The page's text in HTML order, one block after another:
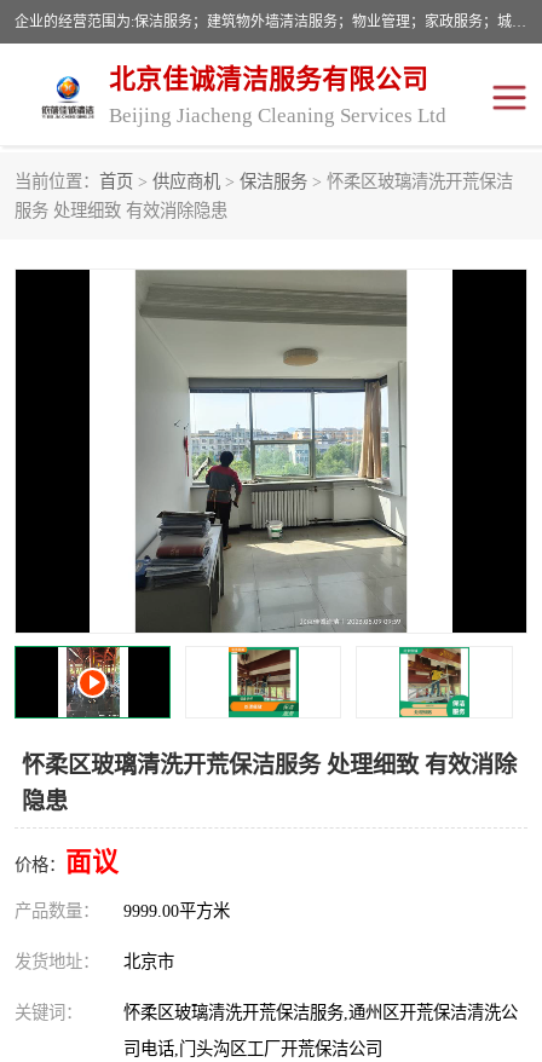
企业的经营范围为:保洁服务；建筑物外墙清洁服务；物业管理；家政服务；城市园林绿化；劳务分包；技术开发、技术转让、技术服务；销售保洁设备、卫生用品、化工产品（不含危险化学品及一类易制毒化学品）、日用品、办公设备、建筑材料、装饰材料；图文设计；清洁服务（不含餐具消毒）；中央空调维修；工程设计；施工总承包；专业承包。
北京佳诚清洁服务有限公司
Beijing Jiacheng Cleaning Services Ltd
当前位置： 首页 > 供应商机 > 保洁服务 > 怀柔区玻璃清洗开荒保洁
服务 处理细致 有效消除隐患
怀柔区玻璃清洗开荒保洁服务 处理细致 有效消除
隐患
价格： 面议
产品数量： 9999.00平方米
发货地址： 北京市
关键词：
怀柔区玻璃清洗开荒保洁服务,通州区开荒保洁清洗公
司电话,门头沟区工厂开荒保洁公司
外墙清洗
开荒保洁 保洁服务
建筑物外墙维修